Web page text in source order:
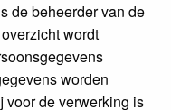
de beheerder van de
wordt
worden
voor de verwerking is